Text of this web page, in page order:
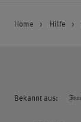
Home Hilfe
Bekannt aus: